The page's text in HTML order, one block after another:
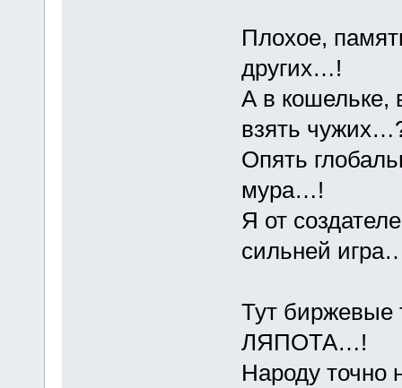
Плохое,
других…!
А в кошельке,
взять
Опять
мура…!
Я от
сильней
Тут биржевые
ЛЯПОТА…!
Народу